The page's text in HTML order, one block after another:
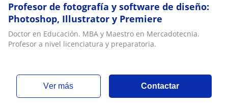
Profesor de fotografía y software de diseño:
Photoshop, Illustrator y Premiere
Doctor en Educación. MBA y Maestro en Mercadotecnia.
Profesor a nivel licenciatura y preparatoria.
ver más Contactar